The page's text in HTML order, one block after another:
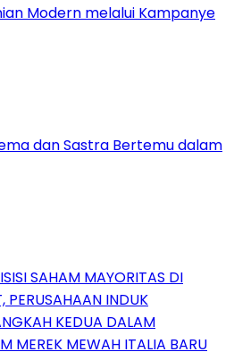
Modern melalui Kampanye
dan Sastra Bertemu dalam
SAHAM MAYORITAS DI
PERUSAHAAN INDUK
KEDUA DALAM
MEREK MEWAH ITALIA BARU